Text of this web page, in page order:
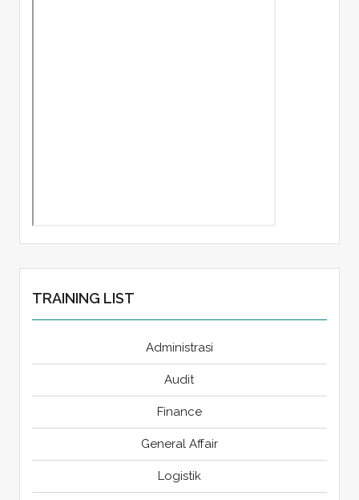
TRAINING LIST
Administrasi
Audit
Finance
General Affair
Logistik